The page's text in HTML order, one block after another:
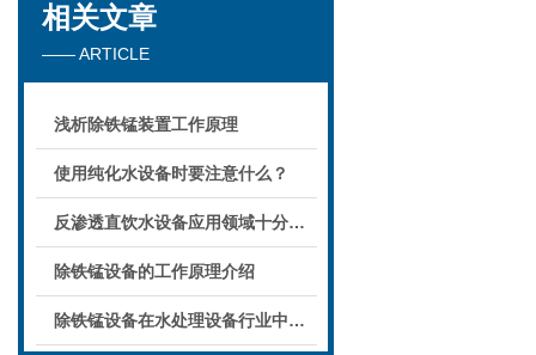
相关文章
—— ARTICLE
浅析除铁锰装置工作原理
使用纯化水设备时要注意什么？
反渗透直饮水设备应用领域十分广泛
除铁锰设备的工作原理介绍
除铁锰设备在水处理设备行业中起到重要的作用